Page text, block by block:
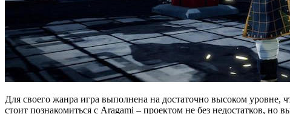
Для своего жанра игра выполнена на достаточно высоком уровне,
стоит познакомиться с Aragami – проектом не без недостатков,